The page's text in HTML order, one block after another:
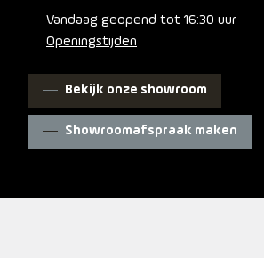
Vandaag geopend tot 16:30 uur
Openingstijden
Bekijk onze showroom
Showroomafspraak maken